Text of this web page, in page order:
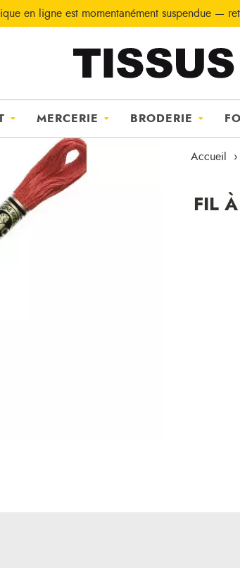
en ligne est momentanément suspendue —
MERCERIE BRODERIE
Accueil
FIL